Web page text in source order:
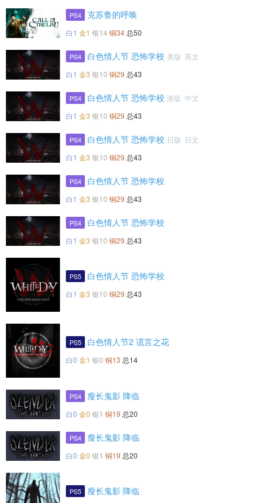
PS4 克苏鲁的呼唤
白1 金1 银14 铜34 总50
PS4 白色情人节 恐怖学校 美版 英文
白1 金3 银10 铜29 总43
PS4 白色情人节 恐怖学校 港版 中文
白1 金3 银10 铜29 总43
PS4 白色情人节 恐怖学校 日版 日文
白1 金3 银10 铜29 总43
PS4 白色情人节 恐怖学校
白1 金3 银10 铜29 总43
PS4 白色情人节 恐怖学校
白1 金3 银10 铜29 总43
PS5 白色情人节 恐怖学校
白1 金3 银10 铜29 总43
PS5 白色情人节2 谎言之花
白0 金1 银0 铜13 总14
PS4 瘦长鬼影 降临
白0 金0 银1 铜19 总20
PS4 瘦长鬼影 降临
白0 金0 银1 铜19 总20
PS5 瘦长鬼影 降临